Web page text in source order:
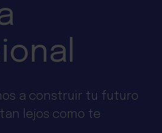
a construir tu futuro
lejos como te